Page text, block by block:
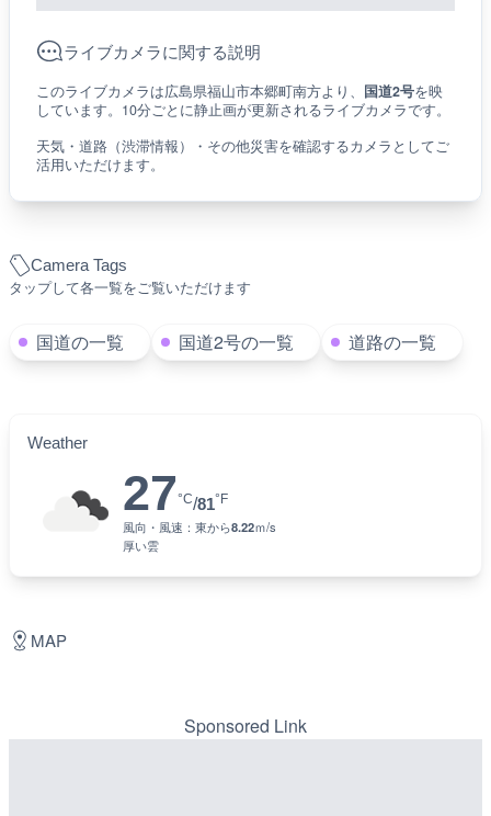
Camera Tags
タップして各一覧をご覧いただけます
国道の一覧 国道2号の一覧 道路の一覧
Weather
27°C/81°F
風向・風速： 東から8.22ｍ/s
厚い雲
ライブカメラに関する説明
このライブカメラは広島県福山市本郷町南方より、 国道2号を映
しています。10分ごとに静止画が更新されるライブカメラです。
天気・道路（渋滞情報）・その他災害を確認するカメラとしてご
活用いただけます。
MAP
Sponsored Link